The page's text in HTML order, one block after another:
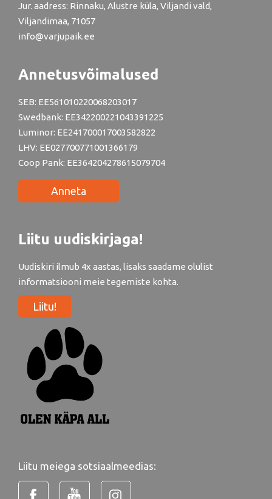
Jur. aadress: Rinnaku, Alustre küla, Viljandi vald,
Viljandimaa, 71057
info@varjupaik.ee
Annetusvõimalused
SEB: EE561010220068203017
Swedbank: EE342200221043391225
Luminor: EE241700017003582822
LHV: EE027700771001366179
Coop Pank: EE364204278615079704
Anneta
Liitu uudiskirjaga!
Uudiskiri ilmub 4x aastas, lisaks saadame olulist
informatsiooni meie tegemiste kohta.
Liitu!
Liitu meiega sotsiaalmeedias: